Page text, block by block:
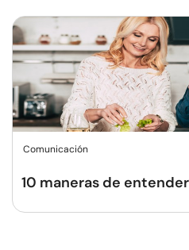
Comunicación
10 maneras de